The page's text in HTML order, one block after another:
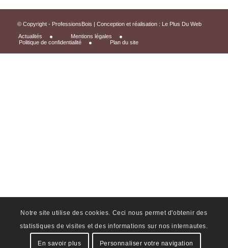
© Copyright - ProfessionsBois | Conception et réalisation : Le Plus Du Web
Actualités
Mentions légales
Politique de confidentialité
Plan du site
Notre site utilise des cookies. Ceci nous permet d'obtenir des
statistiques de visites et des informations sur nos internautes.
En savoir plus Personnaliser votre navigation